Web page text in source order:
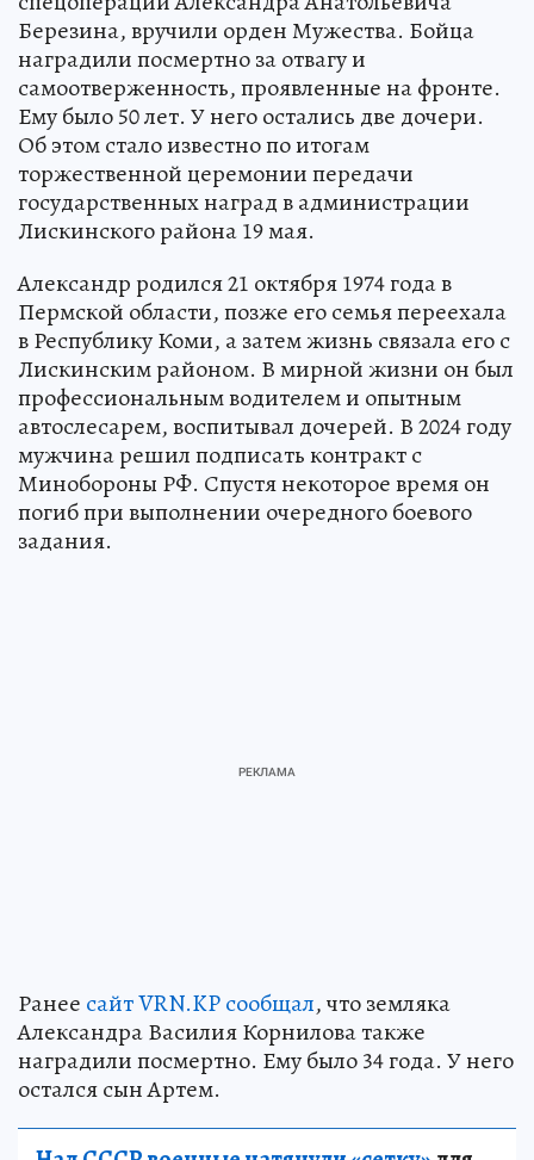
Березина, вручили орден Мужества. Бойца
наградили посмертно за отвагу и
самоотверженность, проявленные на фронте.
Ему было 50 лет. У него остались две дочери.
Об этом стало известно по итогам
торжественной церемонии передачи
государственных наград в администрации
Лискинского района 19 мая.
Александр родился 21 октября 1974 года в
Пермской области, позже его семья переехала
в Республику Коми, а затем жизнь связала его с
Лискинским районом. В мирной жизни он был
профессиональным водителем и опытным
автослесарем, воспитывал дочерей. В 2024 году
мужчина решил подписать контракт с
Минобороны РФ. Спустя некоторое время он
погиб при выполнении очередного боевого
задания.
Ранее сайт VRN.KP сообщал, что земляка
Александра Василия Корнилова также
наградили посмертно. Ему было 34 года. У него
остался сын Артем.